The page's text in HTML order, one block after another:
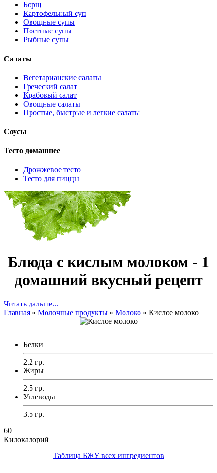
Борщ
Картофельный суп
Овощные супы
Постные супы
Рыбные супы
Салаты
Вегетарианские салаты
Греческий салат
Крабовый салат
Овощные салаты
Простые, быстрые и легкие салаты
Соусы
Тесто домашнее
Дрожжевое тесто
Тесто для пиццы
Блюда с кислым молоком - 1
домашний вкусный рецепт
Читать дальше...
Главная » Молочные продукты » Молоко » Кислое молоко
Белки
2.2 гр.
Жиры
2.5 гр.
Углеводы
3.5 гр.
60
Килокалорий
Таблица БЖУ всех ингредиентов